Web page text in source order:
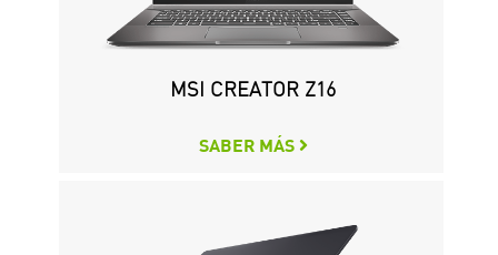
MSI CREATOR Z16
SABER MÁS
WS76 MOBILE WORKSTATION
SABER MÁS
CREATOR P100A 11TH
SABER MÁS